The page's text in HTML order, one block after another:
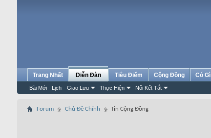
Trang Nhất Diễn Đàn
Bài Mới Lịch Giao Lưu Thực Hiện Nối Kết Tắt
Tiêu Điểm Cộng Đồng Có
Forum Chủ Đề Chính Tin Cộng Đồng